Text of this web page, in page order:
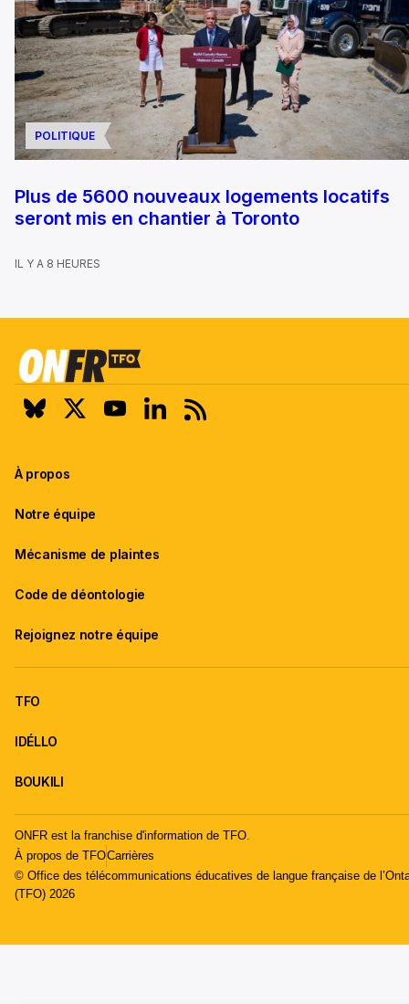
POLITIQUE
Plus de 5600 nouveaux logements locatifs
seront mis en chantier à Toronto
IL Y A 8 HEURES
À propos
Notre équipe
Mécanisme de plaintes
Code de déontologie
Rejoignez notre équipe
TFO
IDÉLLO
BOUKILI
ONFR est la franchise d'information de TFO.
À propos de TFOCarrières
© Office des télécommunications éducatives de langue française de
(TFO) 2026